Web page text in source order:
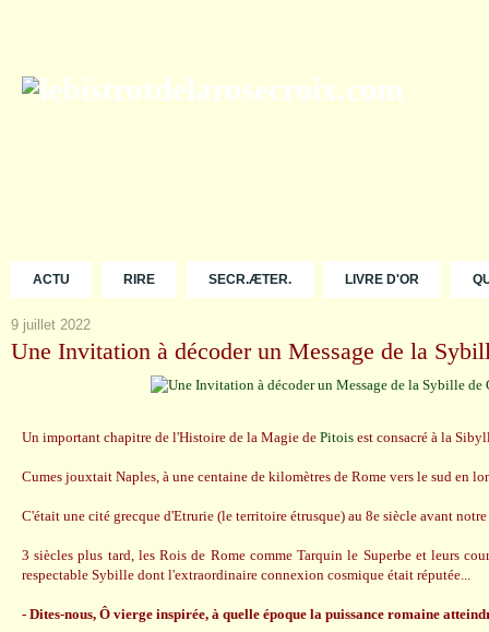
ACTU RIRE SECR.ÆTER. LIVRE D'OR
9 juillet 2022
Une Invitation à décoder un Message de la
Un important chapitre de l'Histoire de la Magie de Pitois est consacré à la
Cumes jouxtait Naples, à une centaine de kilomètres de Rome vers le sud en
C'était une cité grecque d'Etrurie (le territoire étrusque) au 8e siècle avant notre
3 siècles plus tard, les Rois de Rome comme Tarquin le Superbe et leurs
respectable Sybille dont l'extraordinaire connexion cosmique était réputée...
- Dites-nous, Ô vierge inspirée, à quelle époque la puissance romaine